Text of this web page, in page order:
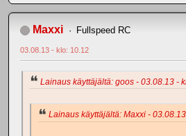
Maxxi Fullspeed RC
03.08.13 - klo: 10.12
Lainaus käyttäjältä: goos - 03.08.13 -
Lainaus käyttäjältä: Maxxi -